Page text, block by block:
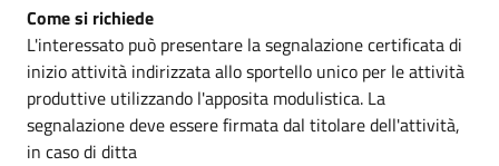
Come si richiede
L'interessato può presentare la segnalazione certificata di
inizio attività indirizzata allo sportello unico per le attività
produttive utilizzando l'apposita modulistica. La
segnalazione deve essere firmata dal titolare dell'attività,
in caso di ditta